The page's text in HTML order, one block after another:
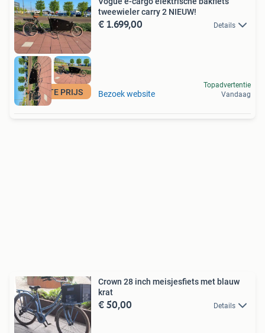
LAAGSTE PRIJS
tweewieler carry 2 NIEUW!
€ 1.699,00 Details
Bezoek website
Topadvertentie
Vandaag
Crown 28 inch meisjesfiets met blauw
krat
€ 50,00 Details